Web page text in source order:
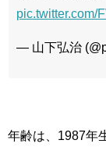
pic.twitter.com/
— 山下弘治
年齢は、1987年